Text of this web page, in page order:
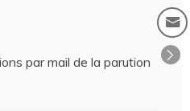
par mail de la parution